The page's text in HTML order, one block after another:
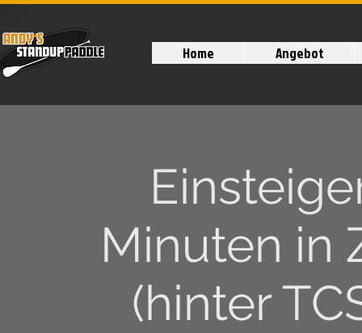
Home Angebot
Minuten in
(hinter